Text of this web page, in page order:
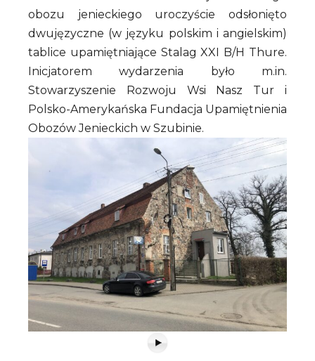
obozu jenieckiego uroczyście odsłonięto
dwujęzyczne (w języku polskim i angielskim)
tablice upamiętniające Stalag XXI B/H Thure.
Inicjatorem wydarzenia było m.in.
Stowarzyszenie Rozwoju Wsi Nasz Tur i
Polsko-Amerykańska Fundacja Upamiętnienia
Obozów Jenieckich w Szubinie.